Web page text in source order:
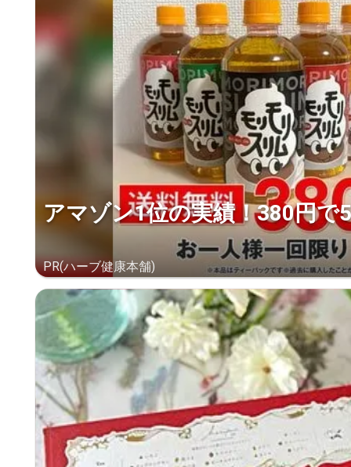
アマゾン1位の実績！380円で
PR(ハーブ健康本舗)